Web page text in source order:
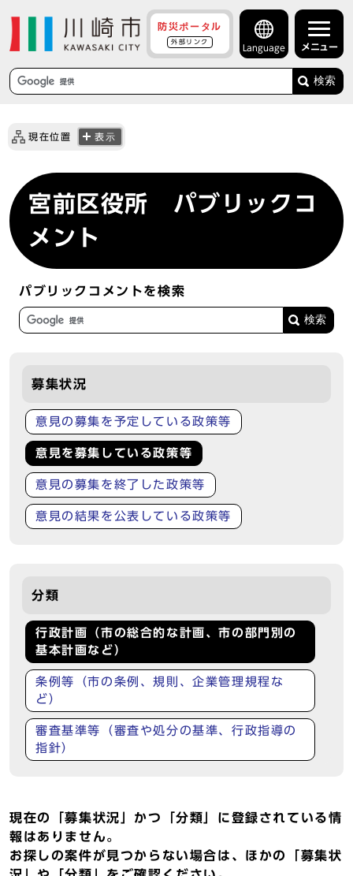
防災ポータル
外部リンク
Language メニュー
検索
現在位置 表示
宮前区役所 パブリックコ
メント
パブリックコメントを検索
募集状況
意見の募集を予定している政策等
意見を募集している政策等
意見の募集を終了した政策等
意見の結果を公表している政策等
分類
行政計画（市の総合的な計画、市の部門別の
基本計画など）
条例等（市の条例、規則、企業管理規程な
ど）
審査基準等（審査や処分の基準、行政指導の
指針）
現在の「募集状況」かつ「分類」に登録されている情
報はありません。
お探しの案件が見つからない場合は、ほかの「募集状